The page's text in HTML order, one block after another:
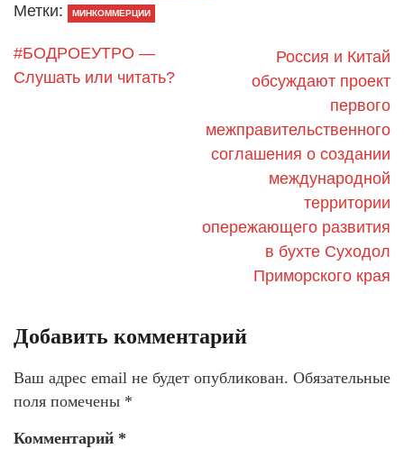
Метки: МИНКОММЕРЦИИ
#БОДРОЕУТРО —
Слушать или читать?
Россия и Китай
обсуждают проект
первого
межправительственного
соглашения о создании
международной
территории
опережающего развития
в бухте Суходол
Приморского края
Добавить комментарий
Ваш адрес email не будет опубликован. Обязательные
поля помечены *
Комментарий *